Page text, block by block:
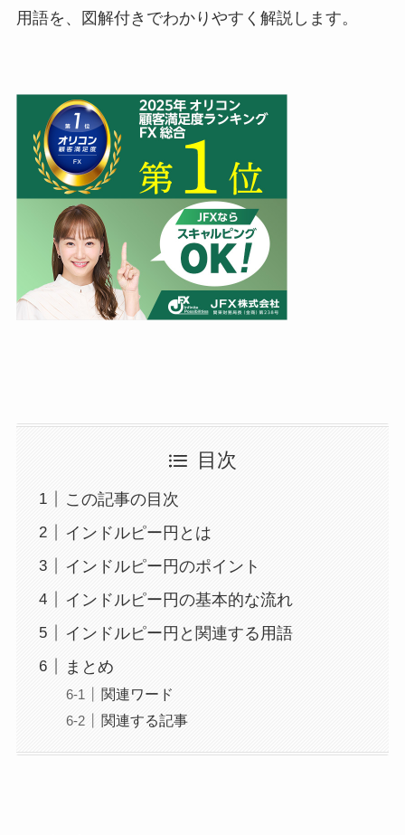
用語を、図解付きでわかりやすく解説します。
目次
この記事の目次
インドルピー円とは
インドルピー円のポイント
インドルピー円の基本的な流れ
インドルピー円と関連する用語
まとめ
関連ワード
関連する記事